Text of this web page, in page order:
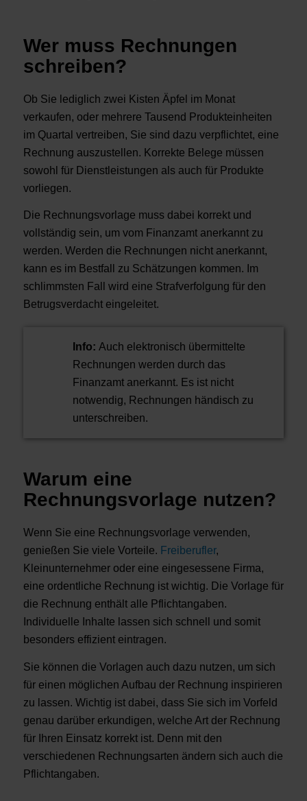
Wer muss Rechnungen
schreiben?
Ob Sie lediglich zwei Kisten Äpfel im Monat
verkaufen, oder mehrere Tausend Produkteinheiten
im Quartal vertreiben, Sie sind dazu verpflichtet, eine
Rechnung auszustellen. Korrekte Belege müssen
sowohl für Dienstleistungen als auch für Produkte
vorliegen.
Die Rechnungsvorlage muss dabei korrekt und
vollständig sein, um vom Finanzamt anerkannt zu
werden. Werden die Rechnungen nicht anerkannt,
kann es im Bestfall zu Schätzungen kommen. Im
schlimmsten Fall wird eine Strafverfolgung für den
Betrugsverdacht eingeleitet.
Info: Auch elektronisch übermittelte
Rechnungen werden durch das
Finanzamt anerkannt. Es ist nicht
notwendig, Rechnungen händisch zu
unterschreiben.
Warum eine
Rechnungsvorlage nutzen?
Wenn Sie eine Rechnungsvorlage verwenden,
genießen Sie viele Vorteile. Freiberufler,
Kleinunternehmer oder eine eingesessene Firma,
eine ordentliche Rechnung ist wichtig. Die Vorlage für
die Rechnung enthält alle Pflichtangaben.
Individuelle Inhalte lassen sich schnell und somit
besonders effizient eintragen.
Sie können die Vorlagen auch dazu nutzen, um sich
für einen möglichen Aufbau der Rechnung inspirieren
zu lassen. Wichtig ist dabei, dass Sie sich im Vorfeld
genau darüber erkundigen, welche Art der Rechnung
für Ihren Einsatz korrekt ist. Denn mit den
verschiedenen Rechnungsarten ändern sich auch die
Pflichtangaben.